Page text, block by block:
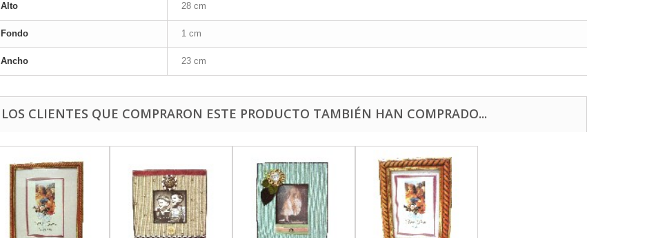
Alto 28 cm
Fondo 1 cm
Ancho 23 cm
LOS CLIENTES QUE COMPRARON ESTE PRODUCTO TAMBIÉN HAN COMPRADO...